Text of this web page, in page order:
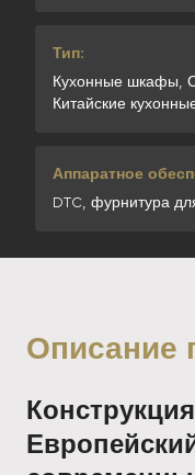
Тип:
Кухонные шкафы,
Китайские
Аппаратное
DTC, фурнитура
Описание